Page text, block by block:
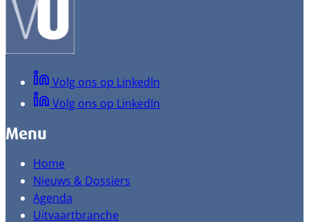
Volg ons op LinkedIn
Volg ons op LinkedIn
Menu
Home
Nieuws & Dossiers
Agenda
Uitvaartbranche